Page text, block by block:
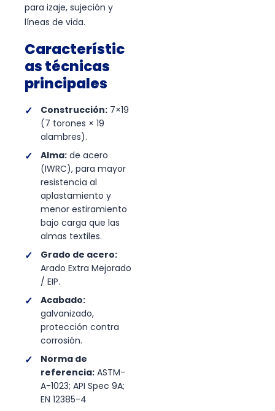
para izaje, sujeción y
líneas de vida.
Característic
as técnicas
principales
Construcción: 7×19
(7 torones × 19
alambres).
Alma: de acero
(IWRC), para mayor
resistencia al
aplastamiento y
menor estiramiento
bajo carga que las
almas textiles.
Grado de acero:
Arado Extra Mejorado
/ EIP.
Acabado:
galvanizado,
protección contra
corrosión.
Norma de
referencia: ASTM-
A-1023; API Spec 9A;
EN 12385-4